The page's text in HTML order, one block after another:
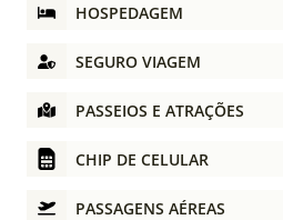
HOSPEDAGEM
SEGURO VIAGEM
PASSEIOS E ATRAÇÕES
CHIP DE CELULAR
PASSAGENS AÉREAS